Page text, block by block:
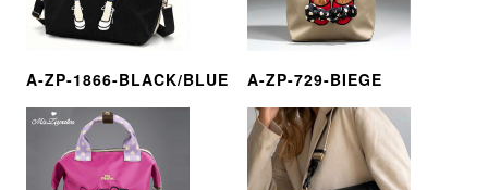
A-ZP-1866-BLACK/BLUE A-ZP-729-BIEGE